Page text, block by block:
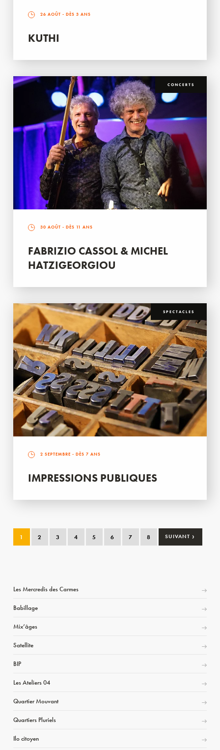
26 AOÛT - DÈS 3 ANS
KUTHI
CONCERTS
30 AOÛT - DÈS 11 ANS
FABRIZIO CASSOL & MICHEL
HATZIGEORGIOU
SPECTACLES
2 SEPTEMBRE - DÈS 7 ANS
IMPRESSIONS PUBLIQUES
1 2 3 4 5 6 7 8 SUIVANT ›
Les Mercredis des Carmes
Babillage
Mix’âges
Satellite
BIP
Les Ateliers 04
Quartier Mouvant
Quartiers Pluriels
Ilo citoyen